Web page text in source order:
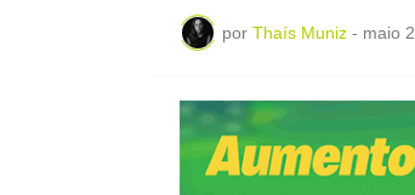
por Thaís Muniz - maio